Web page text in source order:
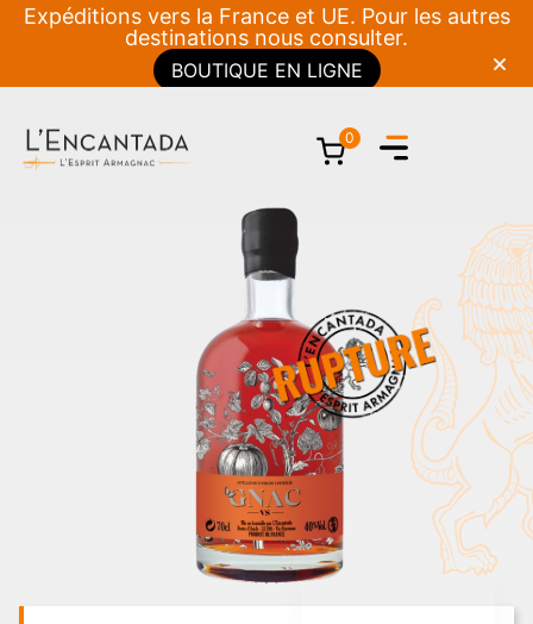
Expéditions vers la France et UE. Pour les autres
destinations nous consulter.
BOUTIQUE EN LIGNE
0